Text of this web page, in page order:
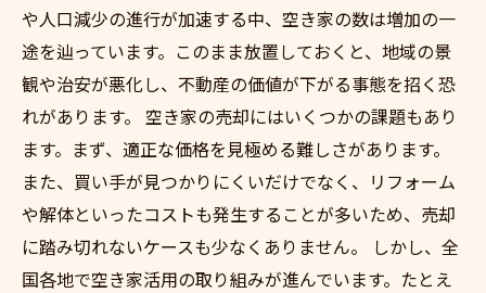
や人口減少の進行が加速する中、空き家の数は増加の一
途を辿っています。このまま放置しておくと、地域の景
観や治安が悪化し、不動産の価値が下がる事態を招く恐
れがあります。 空き家の売却にはいくつかの課題もあり
ます。まず、適正な価格を見極める難しさがあります。
また、買い手が見つかりにくいだけでなく、リフォーム
や解体といったコストも発生することが多いため、売却
に踏み切れないケースも少なくありません。 しかし、全
国各地で空き家活用の取り組みが進んでいます。たとえ